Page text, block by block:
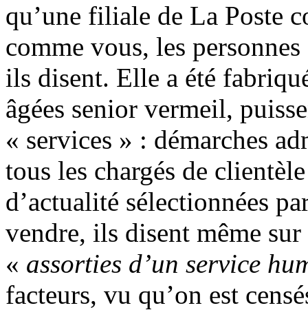
qu’une filiale de La Poste
comme vous, les
ils disent. Elle a été
âgées senior vermeil,
« services » : démarches
tous les chargés de
d’actualité sélectionnées
vendre, ils disent même
« assorties d’un service
facteurs, vu qu’on est